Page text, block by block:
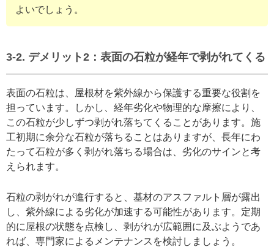
よいでしょう。
3-2. デメリット2：表面の石粒が経年で剥がれてくる
表面の石粒は、屋根材を紫外線から保護する重要な役割を
担っています。しかし、経年劣化や物理的な摩擦により、
この石粒が少しずつ剥がれ落ちてくることがあります。施
工初期に余分な石粒が落ちることはありますが、長年にわ
たって石粒が多く剥がれ落ちる場合は、劣化のサインと考
えられます。
石粒の剥がれが進行すると、基材のアスファルト層が露出
し、紫外線による劣化が加速する可能性があります。定期
的に屋根の状態を点検し、剥がれが広範囲に及ぶようであ
れば、専門家によるメンテナンスを検討しましょう。